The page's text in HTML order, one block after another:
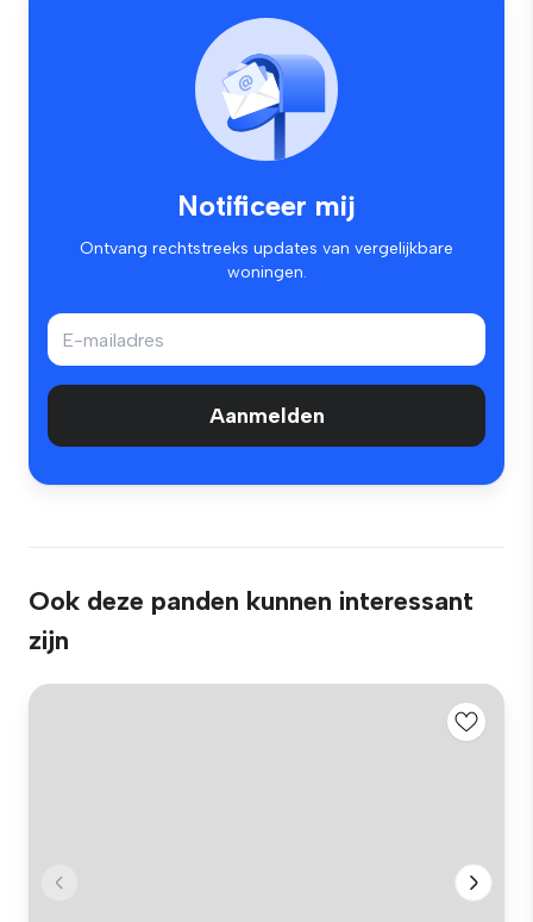
Notificeer mij
Ontvang rechtstreeks updates van vergelijkbare
woningen.
Aanmelden
Ook deze panden kunnen interessant
zijn